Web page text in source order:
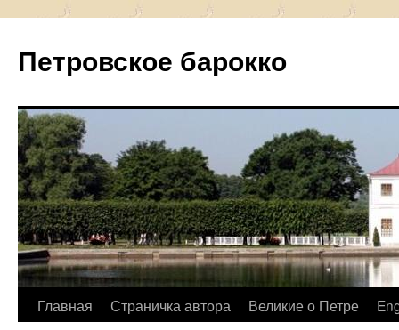
Петровское барокко
Перейти
Главная Страничка автора Великие о Петре